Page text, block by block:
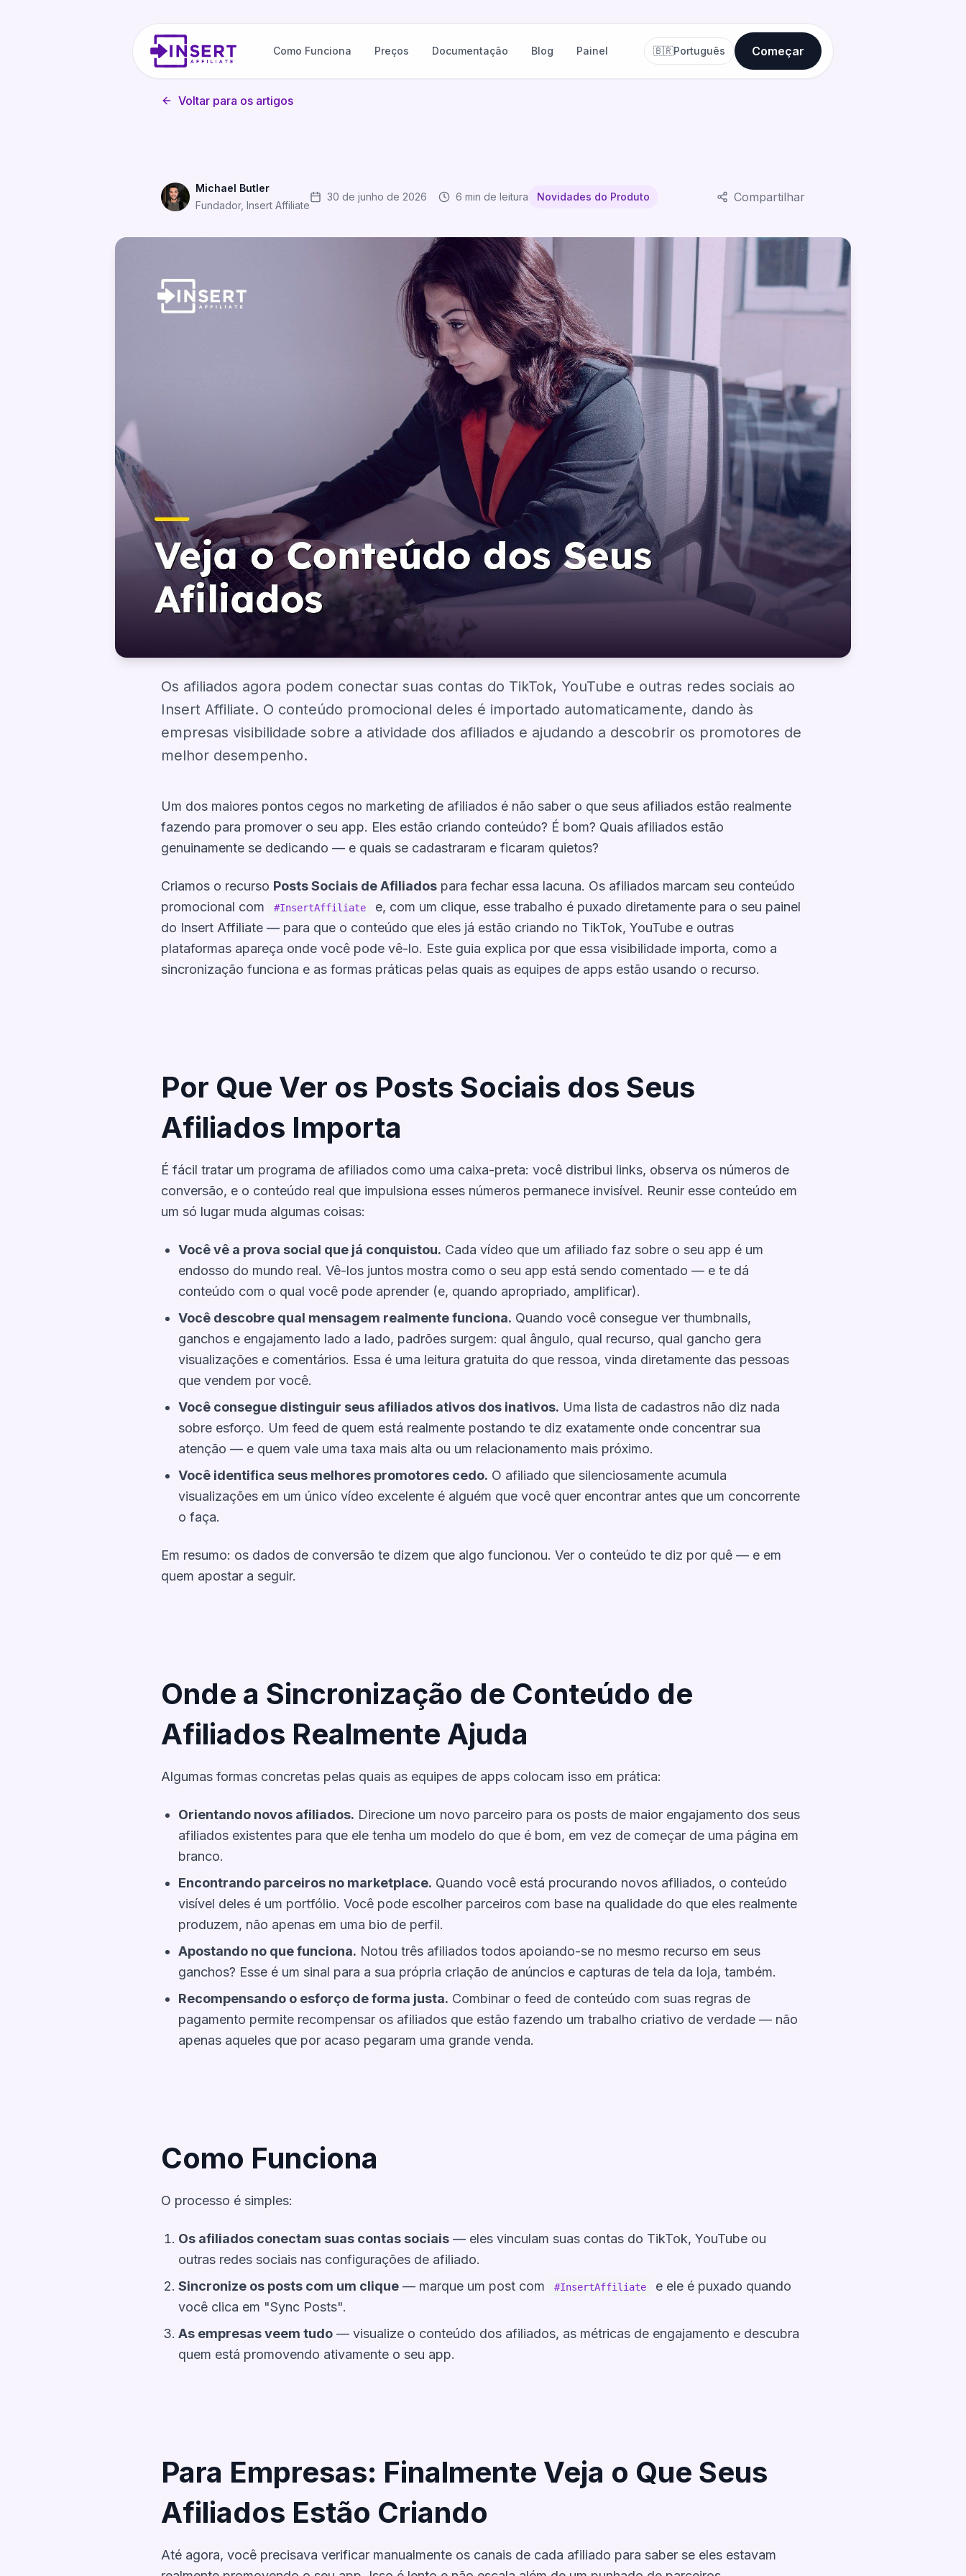
Como Funciona Preços Documentação Blog Painel 🇧🇷Português Começar
Voltar para os artigos
Michael Butler
Fundador, Insert Affiliate
30 de junho de 2026 6 min de leitura Novidades do Produto Compartilhar
Veja o Conteúdo dos Seus Afiliados: Posts Sociais Agora Sincronizam Automaticamente
Os afiliados agora podem conectar suas contas do TikTok, YouTube e outras redes sociais ao
Insert Affiliate. O conteúdo promocional deles é importado automaticamente, dando às
empresas visibilidade sobre a atividade dos afiliados e ajudando a descobrir os promotores de
melhor desempenho.
Um dos maiores pontos cegos no marketing de afiliados é não saber o que seus afiliados estão realmente
fazendo para promover o seu app. Eles estão criando conteúdo? É bom? Quais afiliados estão
genuinamente se dedicando — e quais se cadastraram e ficaram quietos?
Criamos o recurso Posts Sociais de Afiliados para fechar essa lacuna. Os afiliados marcam seu conteúdo
promocional com
#InsertAffiliate
e, com um clique, esse trabalho é puxado diretamente para o seu painel
do Insert Affiliate — para que o conteúdo que eles já estão criando no TikTok, YouTube e outras
plataformas apareça onde você pode vê-lo. Este guia explica por que essa visibilidade importa, como a
sincronização funciona e as formas práticas pelas quais as equipes de apps estão usando o recurso.
Por Que Ver os Posts Sociais dos Seus
Afiliados Importa
É fácil tratar um programa de afiliados como uma caixa-preta: você distribui links, observa os números de
conversão, e o conteúdo real que impulsiona esses números permanece invisível. Reunir esse conteúdo em
um só lugar muda algumas coisas:
Você vê a prova social que já conquistou. Cada vídeo que um afiliado faz sobre o seu app é um
endosso do mundo real. Vê-los juntos mostra como o seu app está sendo comentado — e te dá
conteúdo com o qual você pode aprender (e, quando apropriado, amplificar).
Você descobre qual mensagem realmente funciona. Quando você consegue ver thumbnails,
ganchos e engajamento lado a lado, padrões surgem: qual ângulo, qual recurso, qual gancho gera
visualizações e comentários. Essa é uma leitura gratuita do que ressoa, vinda diretamente das pessoas
que vendem por você.
Você consegue distinguir seus afiliados ativos dos inativos. Uma lista de cadastros não diz nada
sobre esforço. Um feed de quem está realmente postando te diz exatamente onde concentrar sua
atenção — e quem vale uma taxa mais alta ou um relacionamento mais próximo.
Você identifica seus melhores promotores cedo. O afiliado que silenciosamente acumula
visualizações em um único vídeo excelente é alguém que você quer encontrar antes que um concorrente
o faça.
Em resumo: os dados de conversão te dizem que algo funcionou. Ver o conteúdo te diz por quê — e em
quem apostar a seguir.
Onde a Sincronização de Conteúdo de
Afiliados Realmente Ajuda
Algumas formas concretas pelas quais as equipes de apps colocam isso em prática:
Orientando novos afiliados. Direcione um novo parceiro para os posts de maior engajamento dos seus
afiliados existentes para que ele tenha um modelo do que é bom, em vez de começar de uma página em
branco.
Encontrando parceiros no marketplace. Quando você está procurando novos afiliados, o conteúdo
visível deles é um portfólio. Você pode escolher parceiros com base na qualidade do que eles realmente
produzem, não apenas em uma bio de perfil.
Apostando no que funciona. Notou três afiliados todos apoiando-se no mesmo recurso em seus
ganchos? Esse é um sinal para a sua própria criação de anúncios e capturas de tela da loja, também.
Recompensando o esforço de forma justa. Combinar o feed de conteúdo com suas regras de
pagamento permite recompensar os afiliados que estão fazendo um trabalho criativo de verdade — não
apenas aqueles que por acaso pegaram uma grande venda.
Como Funciona
O processo é simples:
Os afiliados conectam suas contas sociais — eles vinculam suas contas do TikTok, YouTube ou
outras redes sociais nas configurações de afiliado.
Sincronize os posts com um clique — marque um post com #InsertAffiliate
e ele é puxado quando
você clica em "Sync Posts".
As empresas veem tudo — visualize o conteúdo dos afiliados, as métricas de engajamento e descubra
quem está promovendo ativamente o seu app.
Para Empresas: Finalmente Veja o Que Seus
Afiliados Estão Criando
Até agora, você precisava verificar manualmente os canais de cada afiliado para saber se eles estavam